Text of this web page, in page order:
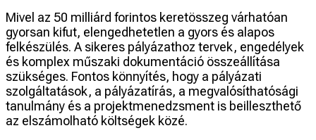
Mivel az 50 milliárd forintos keretösszeg várhatóan
gyorsan kifut, elengedhetetlen a gyors és alapos
felkészülés. A sikeres pályázathoz tervek, engedélyek
és komplex műszaki dokumentáció összeállítása
szükséges. Fontos könnyítés, hogy a pályázati
szolgáltatások, a pályázatírás, a megvalósíthatósági
tanulmány és a projektmenedzsment is beilleszthető
az elszámolható költségek közé.